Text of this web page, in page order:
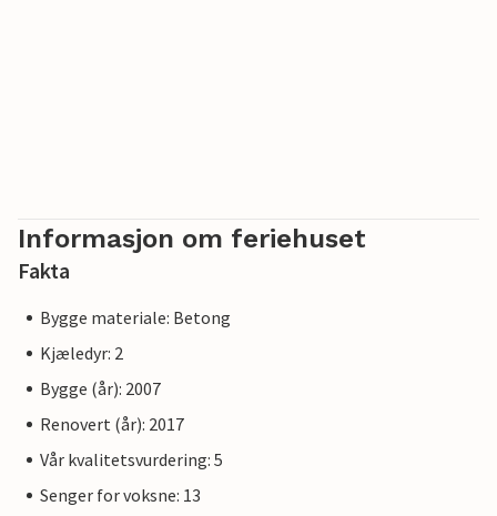
Informasjon om feriehuset
Fakta
Bygge materiale: Betong
Kjæledyr: 2
Bygge (år): 2007
Renovert (år): 2017
Vår kvalitetsvurdering: 5
Senger for voksne: 13